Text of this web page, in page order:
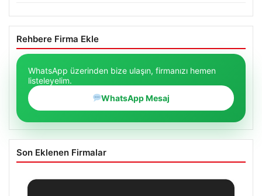
Rehbere Firma Ekle
WhatsApp üzerinden bize ulaşın, firmanızı hemen
listeleyelim.
WhatsApp Mesaj
Son Eklenen Firmalar